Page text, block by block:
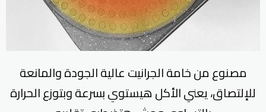
مصنوع من خامة الجرانيت عالية الجودة والمانعة
للإلتصاق، يعني الأكل هيستوي بسرعة وبتوزع الحرارة